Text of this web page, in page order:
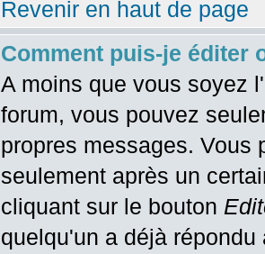
Revenir en haut de page
Comment puis-je éditer
A moins que vous soyez
forum, vous pouvez
propres messages. Vous
seulement après un
cliquant sur le bouton
quelqu'un a déjà